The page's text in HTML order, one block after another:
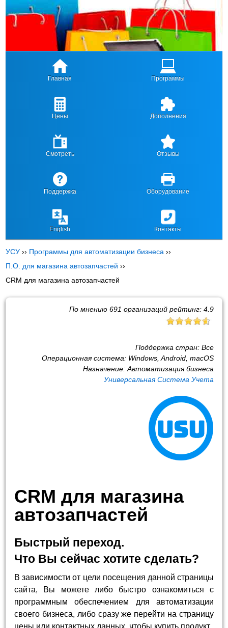
Главная Программы
Цены Дополнения
Смотреть Отзывы
Поддержка Оборудование
English Контакты
УСУ ›› Программы для автоматизации бизнеса ››
П.О. для магазина автозапчастей ››
CRM для магазина автозапчастей
По мнению 691 организаций рейтинг: 4.9
Поддержка стран: Все
Операционная система: Windows, Android, macOS
Назначение: Автоматизация бизнеса
Универсальная Система Учета
CRM для магазина
автозапчастей
Быстрый переход.
Что Вы сейчас хотите сделать?
В зависимости от цели посещения данной страницы
сайта, Вы можете либо быстро ознакомиться с
программным обеспечением для автоматизации
своего бизнеса, либо сразу же перейти на страницу
цены или контактных данных, чтобы купить продукт.